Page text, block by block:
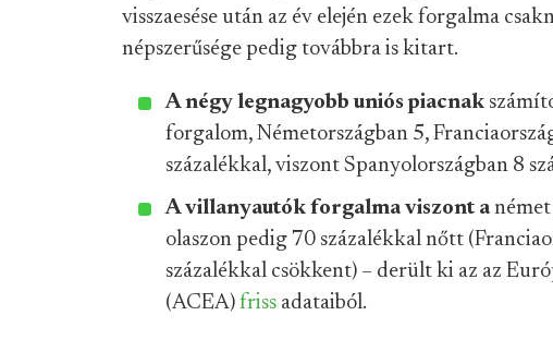
visszaesése után az év elején ezek forgalma
népszerűsége pedig továbbra is kitart.
A négy legnagyobb uniós piacnak
forgalom, Németországban 5,
százalékkal, viszont Spanyolországban 8
A villanyautók forgalma viszont anémet
olaszon pedig 70 százalékkal nőtt
százalékkal csökkent) – derült ki az az
(ACEA) friss adataiból.